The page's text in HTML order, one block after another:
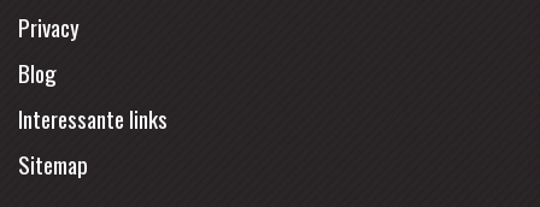
Privacy
Blog
Interessante links
Sitemap